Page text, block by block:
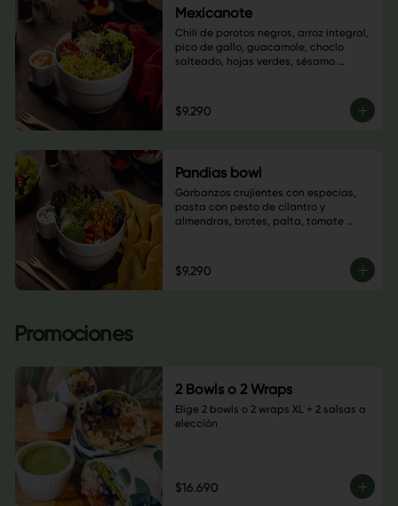
Mexicanote
Chili de porotos negros, arroz integral,
pico de gallo, guacamole, choclo
salteado, hojas verdes, sésamo
$9.290
Pandias bowl
Garbanzos crujientes con especias,
pasta con pesto de cilantro y
almendras, brotes, palta, tomate
$9.290
Promociones
2 Bowls o 2 Wraps
Elige 2 bowls o 2 wraps XL + 2 salsas a
elección
$16.690